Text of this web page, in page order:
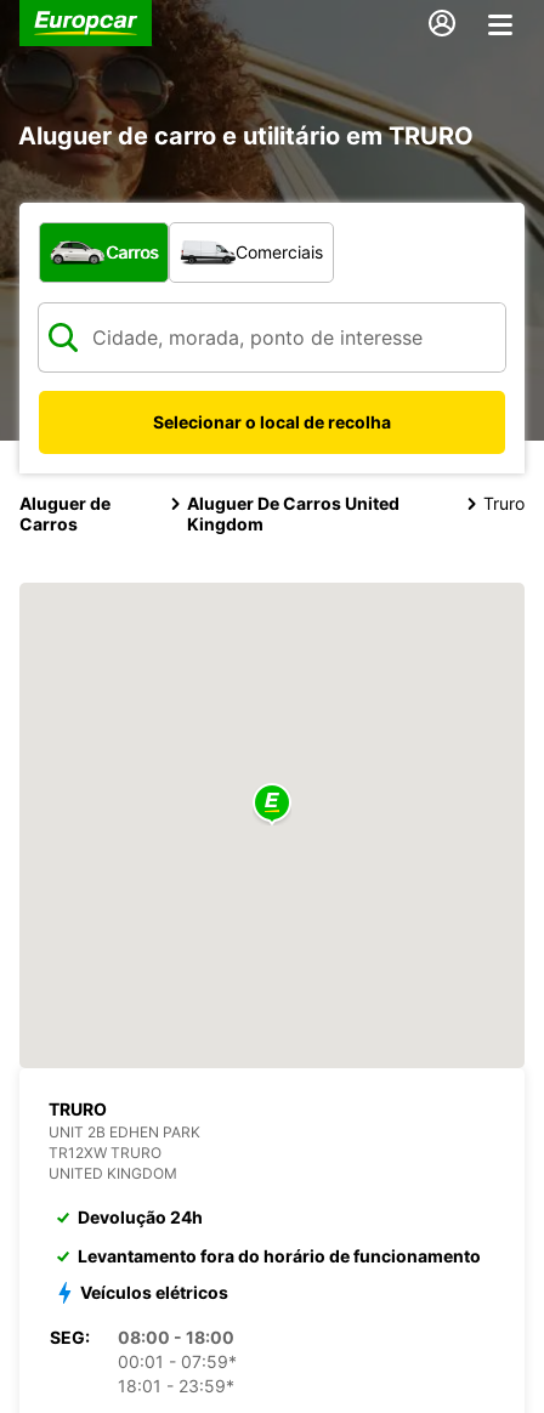
Aluguer de carro e utilitário em TRURO
Que tipo de veículo pretende?
Carros Comerciais
Selecionar o local de recolha
Aluguer de
Carros
Aluguer De Carros United
Kingdom
Truro
TRURO
UNIT 2B EDHEN PARK
TR12XW TRURO
UNITED KINGDOM
Devolução 24h
Levantamento fora do horário de funcionamento
Veículos elétricos
SEG:
08:00 - 18:00
00:01 - 07:59*
18:01 - 23:59*